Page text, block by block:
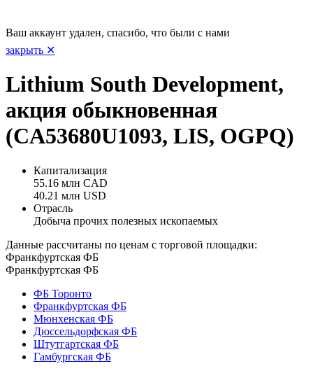
Ваш аккаунт удален, спасибо, что были с нами
закрыть ✕
Lithium South Development,
акция обыкновенная
(CA53680U1093, LIS, OGPQ)
Капитализация
55.16 млн CAD
40.21 млн USD
Отрасль
Добыча прочих полезных ископаемых
Данные рассчитаны по ценам с торговой площадки:
Франкфуртская ФБ
Франкфуртская ФБ
ФБ Торонто
Франкфуртская ФБ
Мюнхенская ФБ
Дюссельдорфская ФБ
Штутгартская ФБ
Гамбургская ФБ